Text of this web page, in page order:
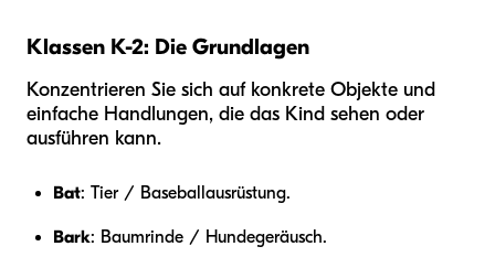
Klassen K-2: Die Grundlagen
Konzentrieren Sie sich auf konkrete Objekte und
einfache Handlungen, die das Kind sehen oder
ausführen kann.
Bat: Tier / Baseballausrüstung.
Bark: Baumrinde / Hundegeräusch.